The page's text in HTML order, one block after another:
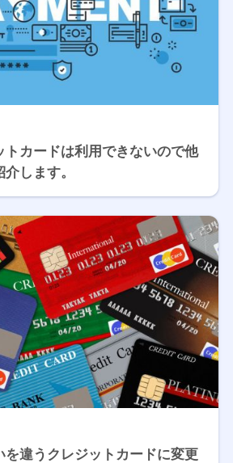
カードは利用できないので他
します。
違うクレジットカードに変更